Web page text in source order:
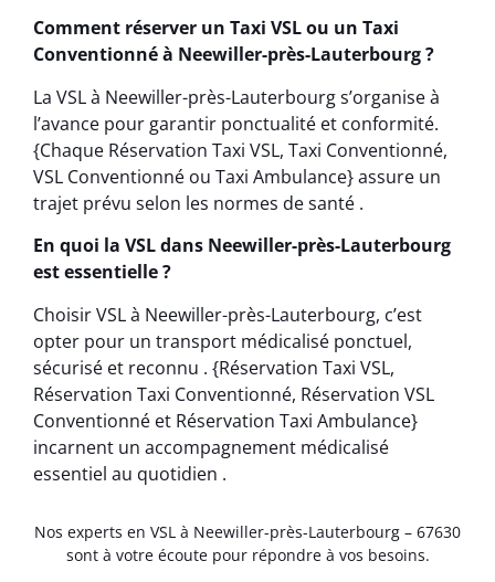
Comment réserver un Taxi VSL ou un Taxi
Conventionné à Neewiller-près-Lauterbourg ?
La VSL à Neewiller-près-Lauterbourg s’organise à
l’avance pour garantir ponctualité et conformité.
{Chaque Réservation Taxi VSL, Taxi Conventionné,
VSL Conventionné ou Taxi Ambulance} assure un
trajet prévu selon les normes de santé .
En quoi la VSL dans Neewiller-près-Lauterbourg
est essentielle ?
Choisir VSL à Neewiller-près-Lauterbourg, c’est
opter pour un transport médicalisé ponctuel,
sécurisé et reconnu . {Réservation Taxi VSL,
Réservation Taxi Conventionné, Réservation VSL
Conventionné et Réservation Taxi Ambulance}
incarnent un accompagnement médicalisé
essentiel au quotidien .
Nos experts en VSL à Neewiller-près-Lauterbourg – 67630
sont à votre écoute pour répondre à vos besoins.